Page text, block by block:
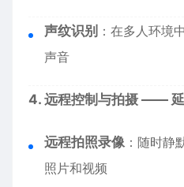
声纹识别 ：在多人环境
声音
4. 远程控制与拍摄 ——
远程拍照录像：随时静
照片和视频